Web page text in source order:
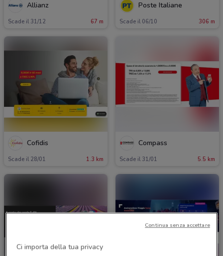
Allianz
Scade il 31/12 67 m
Poste Italiane
Scade il 06/10 306 m
Cofidis
Scade il 28/01 1.3 km
Compass
Scade il 31/01 5.5 km
Ci importa della tua privacy
Continua senza accettare